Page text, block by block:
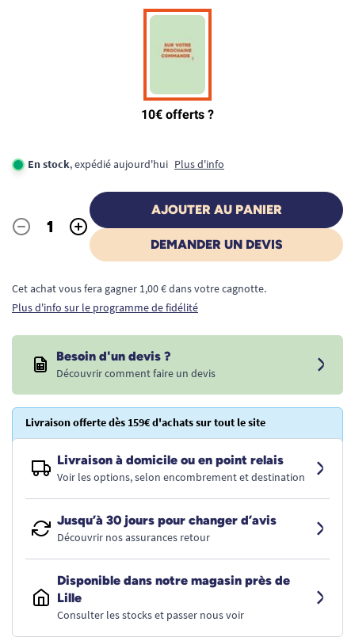
En stock, expédié aujourd'hui Plus d'info
Quantité
- +
AJOUTER AU PANIER
DEMANDER UN DEVIS
Cet achat vous fera gagner 1,00 € dans votre cagnotte.
Plus d'info sur le programme de fidélité
Besoin d'un devis ?
Découvrir comment faire un devis
Livraison offerte dès 159€ d'achats sur tout le site
Livraison à domicile ou en point relais
Voir les options, selon encombrement et destination
Jusqu’à 30 jours pour changer d’avis
Découvrir nos assurances retour
Disponible dans notre magasin près de
Lille
Consulter les stocks et passer nous voir